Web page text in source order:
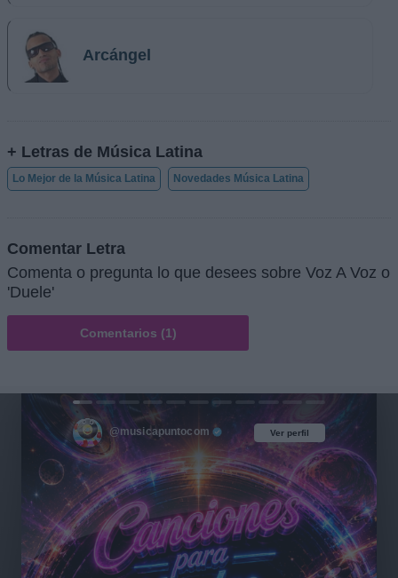
Arcángel
+ Letras de Música Latina
Lo Mejor de la Música Latina Novedades Música Latina
Comentar Letra
Comenta o pregunta lo que desees sobre Voz A Voz o
'Duele'
Comentarios (1)
Ver perfil
@musicapuntocom Ver perfil